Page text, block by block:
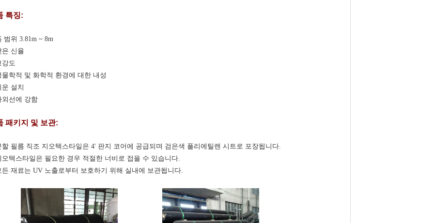
특징:
범위 3.81m ~ 8m
은 신율
강도
물학적 및 화학적 환경에 대한 내성
운 설치
외선에 강함
패키지 및 보관:
할 필름 직조 지오텍스타일은 4' 판지 코어에 공급되며 검은색 폴리에틸렌 시트로 포장됩니다.
오텍스타일은 필요한 경우 적절한 너비로 접을 수 있습니다.
든 재료는 UV 노출로부터 보호하기 위해 실내에 보관됩니다.